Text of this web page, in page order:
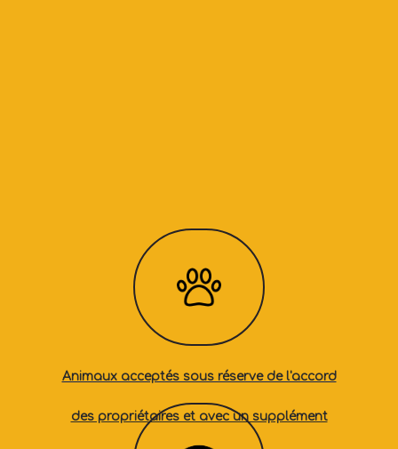
Animaux acceptés sous réserve de l'accord
des propriétaires et avec un supplément